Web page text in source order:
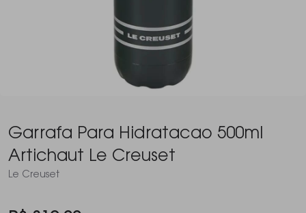
Garrafa Para Hidratacao 500ml
Artichaut Le Creuset
Le Creuset